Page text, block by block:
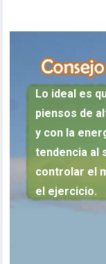
Lo ideal es
piensos de
y con la
tendencia al
controlar el
el ejercicio.